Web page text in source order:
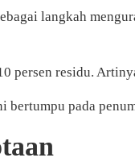
langkah
residu.
pada